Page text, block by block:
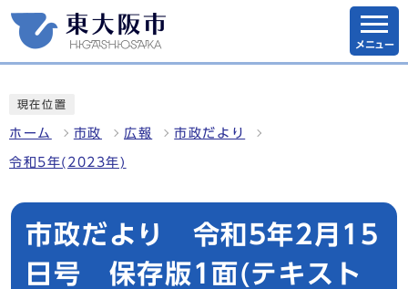
メニュー
現在位置
ホーム 市政 広報 市政だより
令和5年(2023年)
市政だより 令和5年2月15
日号 保存版1面(テキスト